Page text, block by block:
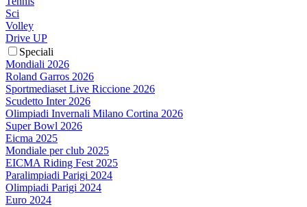
Sci
Volley
Drive UP
Speciali
Mondiali 2026
Roland Garros 2026
Sportmediaset Live Riccione 2026
Scudetto Inter 2026
Olimpiadi Invernali Milano Cortina 2026
Super Bowl 2026
Eicma 2025
Mondiale per club 2025
EICMA Riding Fest 2025
Paralimpiadi Parigi 2024
Olimpiadi Parigi 2024
Euro 2024